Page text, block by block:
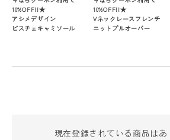
10%OFF!!★
アシメデザイン
ビスチェキャミソール
10%OFF!!★
Vネックレースフレンチ
ニットプルオーバー
現在登録されている商品はあ